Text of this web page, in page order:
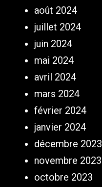
août 2024
juillet 2024
juin 2024
mai 2024
avril 2024
mars 2024
février 2024
janvier 2024
décembre 2023
novembre 2023
octobre 2023